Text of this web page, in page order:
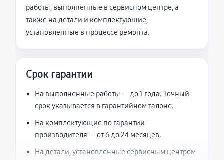
работы, выполненные в сервисном центре, а
также на детали и комплектующие,
установленные в процессе ремонта.
Срок гарантии
На выполненные работы — до 1 года. Точный
срок указывается в гарантийном талоне.
На комплектующие по гарантии
производителя — от 6 до 24 месяцев.
На детали, установленные сервисным центром